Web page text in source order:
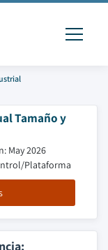
Tamaño y
May 2026
Plataforma